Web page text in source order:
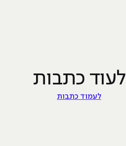
לעוד כתבות
לעמוד כתבות